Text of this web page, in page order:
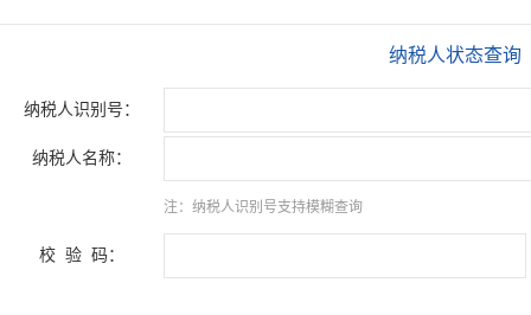
纳税人状态查询
纳税人识别号：
纳税人名称：
注：纳税人识别号支持模糊查询
校 验 码：